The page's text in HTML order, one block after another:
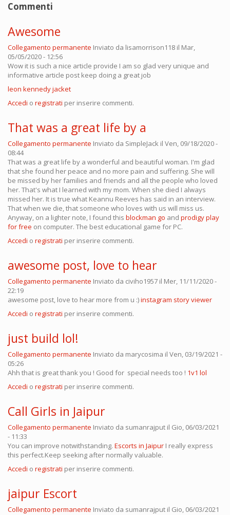
Commenti
Awesome
Collegamento permanente Inviato da lisamorrison118 il Mar,
05/05/2020 - 12:56
Wow it is such a nice article provide I am so glad very unique and
informative article post keep doing a great job
leon kennedy jacket
Accedi o registrati per inserire commenti.
That was a great life by a
Collegamento permanente Inviato da SimpleJack il Ven, 09/18/2020 -
08:44
That was a great life by a wonderful and beautiful woman. I'm glad
that she found her peace and no more pain and suffering. She will
be missed by her families and friends and all the people who loved
her. That's what I learned with my mom. When she died I always
missed her. It is true what Keannu Reeves has said in an interview.
That when we die, that someone who loves with us will miss us.
Anyway, on a lighter note, I found this blockman go and prodigy play
for free on computer. The best educational game for PC.
Accedi o registrati per inserire commenti.
awesome post, love to hear
Collegamento permanente Inviato da civiho1957 il Mer, 11/11/2020 -
22:19
awesome post, love to hear more from u :)instagram story viewer
Accedi o registrati per inserire commenti.
just build lol!
Collegamento permanente Inviato da marycosima il Ven, 03/19/2021 -
05:26
Ahh that is great thank you ! Good for special needs too ! 1v1 lol
Accedi o registrati per inserire commenti.
Call Girls in Jaipur
Collegamento permanente Inviato da sumanrajput il Gio, 06/03/2021
- 11:33
You can improve notwithstanding. Escorts in Jaipur I really express
this perfect.Keep seeking after normally valuable.
Accedi o registrati per inserire commenti.
jaipur Escort
Collegamento permanente Inviato da sumanrajput il Gio, 06/03/2021